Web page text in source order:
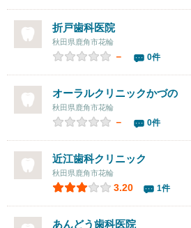
折戸歯科医院
秋田県鹿角市花輪
－ 0件
オーラルクリニックかづの
秋田県鹿角市花輪
－ 0件
近江歯科クリニック
秋田県鹿角市花輪
3.20 1件
あんどう歯科医院